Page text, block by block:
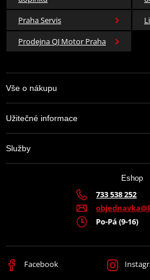
vložkami absorbujícími náraz a
DALŠÍ FUNKCE
Montážní sada součástí balení
Gravírovaná kovová část s logem
Prémiový texturovaný povrch
Minimalistický design, který splyne s
Praha Servis
Prodejna QJ Motor Praha
Vše o nákupu
Užitečné informace
Služby
Eshop
733 538 252
Po-Pá (9-16)
Facebook